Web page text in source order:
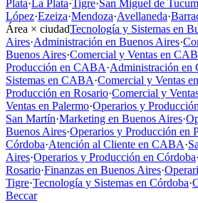
Plata·La Plata·Tigre·San Miguel de
López·Ezeiza·Mendoza·Avellaneda·
Área × ciudadTecnología y Sistemas en
Aires·Administración en Buenos Aires·
Buenos Aires·Comercial y Ventas en
Producción en CABA·Administración en
Sistemas en CABA·Comercial y Ventas
Producción en Rosario·Comercial y
Ventas en Palermo·Operarios y
San Martín·Marketing en Buenos Aires·
Buenos Aires·Operarios y Producción en
Córdoba·Atención al Cliente en CABA·
Aires·Operarios y Producción en Córdoba·
Rosario·Finanzas en Buenos Aires·
Tigre·Tecnología y Sistemas en Córdoba·
Beccar